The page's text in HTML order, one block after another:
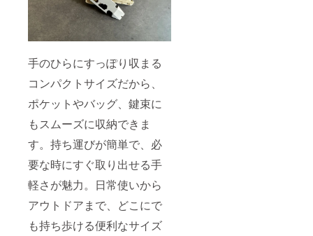
手のひらにすっぽり収まる
コンパクトサイズだから、
ポケットやバッグ、鍵束に
もスムーズに収納できま
す。持ち運びが簡単で、必
要な時にすぐ取り出せる手
軽さが魅力。日常使いから
アウトドアまで、どこにで
も持ち歩ける便利なサイズ